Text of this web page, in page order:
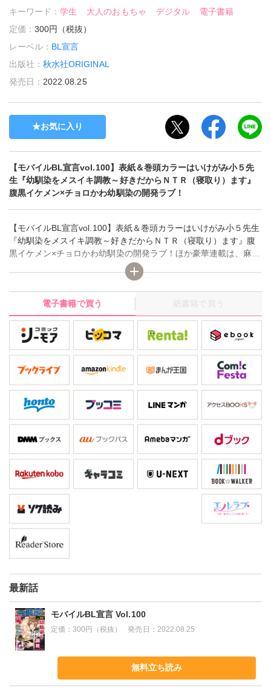
キーワード：学生 大人のおもちゃ デジタル
電子書籍
定価：300円（税抜）
レーベル： BL宣言
出版社：秋水社ORIGINAL
発売日： 2022.08.25
お気に入り
【モバイルBL宣言vol.100】表紙＆巻頭カラーはいけがみ小５先
生『幼馴染をメスイキ調教～好きだからＮＴＲ（寝取り）ます』
腹黒イケメン×チョロかわ幼馴染の開発ラブ！
【モバイルBL宣言vol.100】表紙＆巻頭カラーはいけがみ小５先生
『幼馴染をメスイキ調教～好きだからＮＴＲ（寝取り）ます』腹
黒イケメン×チョロかわ幼馴染の開発ラブ！ほか豪華連載は、麻井
キンタ先生『春山くんの初体験 ～オトコなら受けて立て!?～』、
高山はるな先生『Ωの俺がβと初恋を叶える方法』、みなもとまり
先生『天使なΩの裏バイト～上位αの俺がどうしてこんな目
に!?』、小鳥晶先生『不器用な年上上司と付き合いたい！！』、
じょん・ぽち子先生『百年の守り人～亡国の赤鬼』
電子書籍で買う 紙書籍で買う
最新話
モバイルBL宣言 Vol.100
定価：300円（税抜） 発売日： 2022.08.25
無料立ち読み